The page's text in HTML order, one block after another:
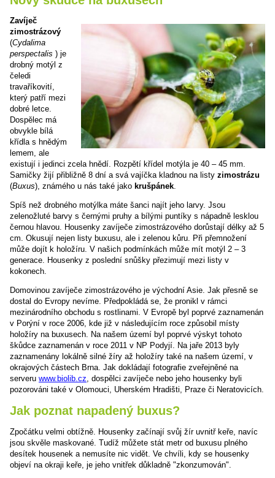
Zavíječ
zimostrázový
(Cydalima
perspectalis ) je
drobný motýl z
čeledi
travaříkovití,
který patří mezi
dobré letce.
Dospělec má
obvykle bílá
křídla s hnědým
lemem, ale
existují i jedinci zcela hnědí. Rozpětí křídel motýla je 40 – 45 mm.
Samičky žijí přibližně 8 dní a svá vajíčka kladnou na listy zimostrázu
(Buxus), známého u nás také jako krušpánek.
Spíš než drobného motýlka máte šanci najít jeho larvy. Jsou
zelenožluté barvy s černými pruhy a bílými puntíky s nápadně lesklou
černou hlavou. Housenky zavíječe zimostrázového dorůstají délky až 5
cm. Okusují nejen listy buxusu, ale i zelenou kůru. Při přemnožení
může dojít k holožíru. V našich podmínkách může mít motýl 2 – 3
generace. Housenky z poslední snůšky přezimují mezi listy v
kokonech.
Domovinou zavíječe zimostrázového je východní Asie. Jak přesně se
dostal do Evropy nevíme. Předpokládá se, že pronikl v rámci
mezinárodního obchodu s rostlinami. V Evropě byl poprvé zaznamenán
v Porýní v roce 2006, kde již v následujícím roce způsobil místy
holožíry na buxusech. Na našem území byl poprvé výskyt tohoto
škůdce zaznamenán v roce 2011 v NP Podyjí. Na jaře 2013 byly
zaznamenány lokálně silné žíry až holožíry také na našem území, v
okrajových částech Brna. Jak dokládají fotografie zveřejněné na
serveru www.biolib.cz, dospělci zavíječe nebo jeho housenky byli
pozorováni také v Olomouci, Uherském Hradišti, Praze či Neratovicích.
Jak poznat napadený buxus?
Zpočátku velmi obtížně. Housenky začínají svůj žír uvnitř keře, navíc
jsou skvěle maskované. Tudíž můžete stát metr od buxusu plného
desítek housenek a nemusíte nic vidět. Ve chvíli, kdy se housenky
objeví na okraji keře, je jeho vnitřek důkladně "zkonzumován".